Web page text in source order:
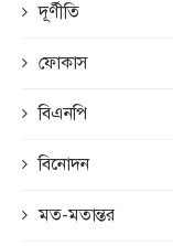
দূর্ণীতি
ফোকাস
বিএনপি
বিনোদন
মত-মতান্তর